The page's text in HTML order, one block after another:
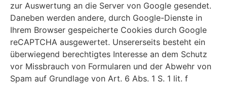
zur Auswertung an die Server von Google gesendet.
Daneben werden andere, durch Google-Dienste in
Ihrem Browser gespeicherte Cookies durch Google
reCAPTCHA ausgewertet. Unsererseits besteht ein
überwiegend berechtigtes Interesse an dem Schutz
vor Missbrauch von Formularen und der Abwehr von
Spam auf Grundlage von Art. 6 Abs. 1 S. 1 lit. f